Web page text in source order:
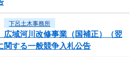
下呂土木事務所
域河川改修事業（国補正）（翌
する一般競争入札公告